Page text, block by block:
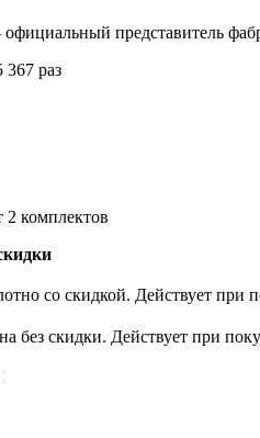
представитель
367 раз
2 комплектов
со скидкой. Действует при
без скидки. Действует при